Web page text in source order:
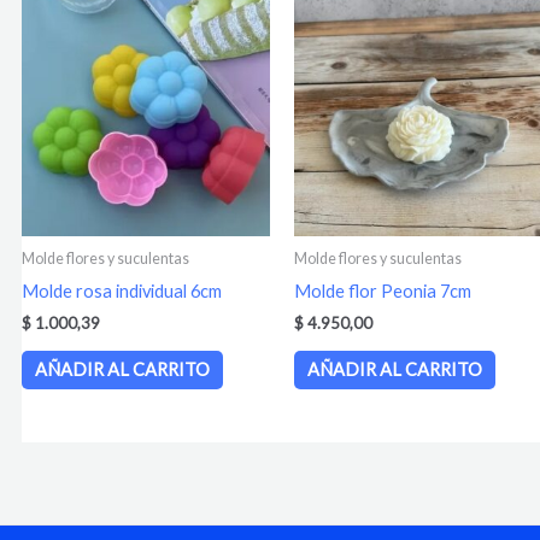
Molde flores y suculentas
Molde rosa individual 6cm
$1.000,39
AÑADIR AL CARRITO
Molde flores y suculentas
Molde flor Peonia 7cm
$4.950,00
AÑADIR AL CARRITO